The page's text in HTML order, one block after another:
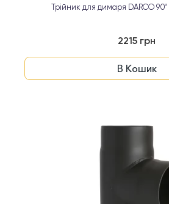
Трійник для димаря DARCO
2215 грн
В Кошик